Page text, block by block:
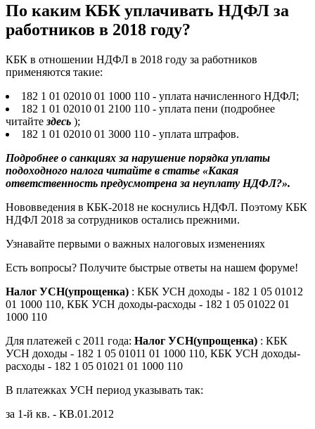
По каким КБК уплачивать НДФЛ за
работников в 2018 году?
КБК в отношении НДФЛ в 2018 году за работников
применяются такие:
182 1 01 02010 01 1000 110 - уплата начисленного НДФЛ;
182 1 01 02010 01 2100 110 - уплата пени (подробнее
читайте здесь );
182 1 01 02010 01 3000 110 - уплата штрафов.
Подробнее о санкциях за нарушение порядка уплаты
подоходного налога читайте в статье «Какая
ответственность предусмотрена за неуплату НДФЛ?».
Нововведения в КБК-2018 не коснулись НДФЛ. Поэтому КБК
НДФЛ 2018 за сотрудников остались прежними.
Узнавайте первыми о важных налоговых изменениях
Есть вопросы? Получите быстрые ответы на нашем форуме!
Налог УСН(упрощенка) : КБК УСН доходы - 182 1 05 01012
01 1000 110, КБК УСН доходы-расходы - 182 1 05 01022 01
1000 110
Для платежей с 2011 года: Налог УСН(упрощенка) : КБК
УСН доходы - 182 1 05 01011 01 1000 110, КБК УСН доходы-
расходы - 182 1 05 01021 01 1000 110
В платежках УСН период указывать так:
за 1-й кв. - КВ.01.2012